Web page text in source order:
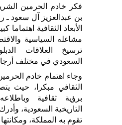
فكر خادم الحرمين
بن عبدالعزيز آل سعود ـ
الأبعاد الثقافية
مشاغله السياسية
ترسيخ العلاقات
السعودي في مختلف
وجاء اهتمام خادم
الثقافي مبكرا، حيث
برؤية ثقافية
التاريخية السعودية،
تقوم به المملكة،